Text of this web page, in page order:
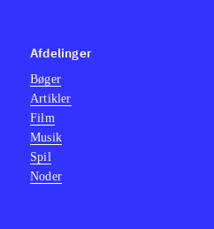
Afdelinger
Bøger
Artikler
Film
Musik
Spil
Noder